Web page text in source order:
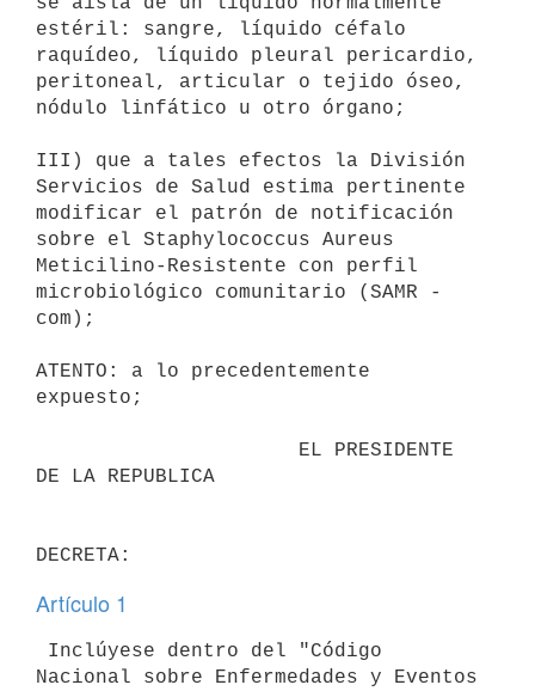
estéril: sangre, líquido céfalo
raquídeo, líquido pleural pericardio,
peritoneal, articular o tejido óseo,
nódulo linfático u otro órgano;
III) que a tales efectos la División
Servicios de Salud estima pertinente
modificar el patrón de notificación
sobre el Staphylococcus Aureus
Meticilino-Resistente con perfil
microbiológico comunitario (SAMR -
com);
ATENTO: a lo precedentemente
expuesto;
DE LA REPUBLICA
Artículo 1
Nacional sobre Enfermedades y Eventos